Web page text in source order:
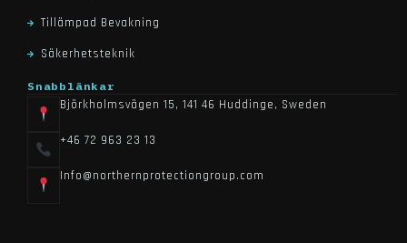
Tillämpad Bevakning
Säkerhetsteknik
Snabblänkar
Björkholmsvägen 15, 141 46 Huddinge, Sweden
+46 72 963 23 13
Info@northernprotectiongroup.com